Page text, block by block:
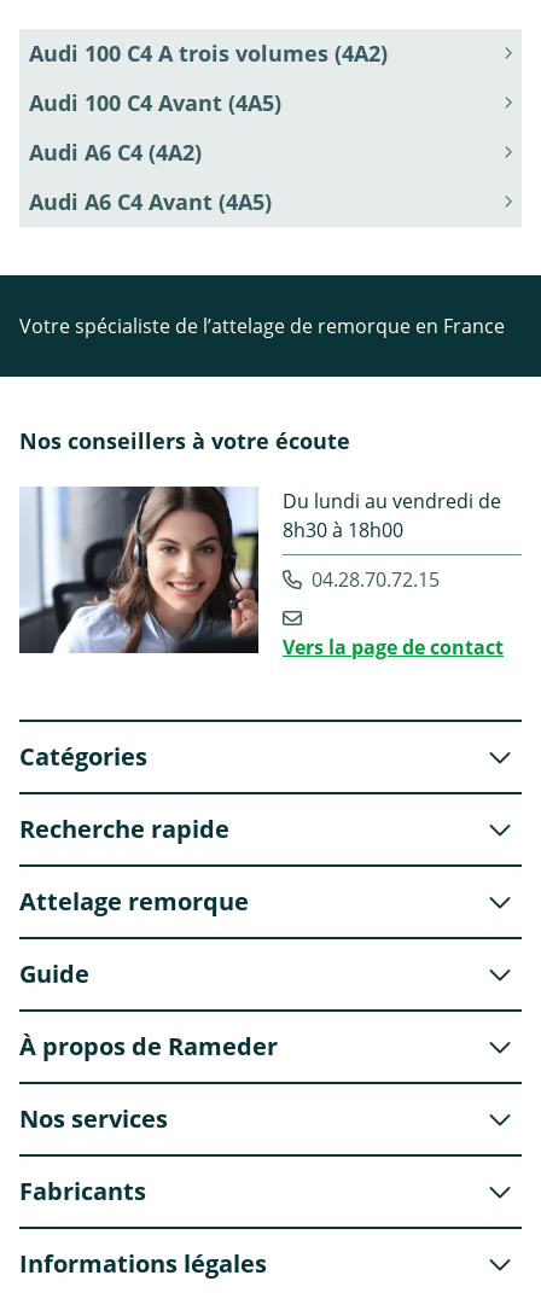
Audi 100 C4 A trois volumes (4A2)
Audi 100 C4 Avant (4A5)
Audi A6 C4 (4A2)
Audi A6 C4 Avant (4A5)
Votre spécialiste de l’attelage de remorque en France
Nos conseillers à votre écoute
Du lundi au vendredi de
8h30 à 18h00
04.28.70.72.15
Vers la page de contact
Catégories
Recherche rapide
Attelage remorque
Guide
À propos de Rameder
Nos services
Fabricants
Informations légales